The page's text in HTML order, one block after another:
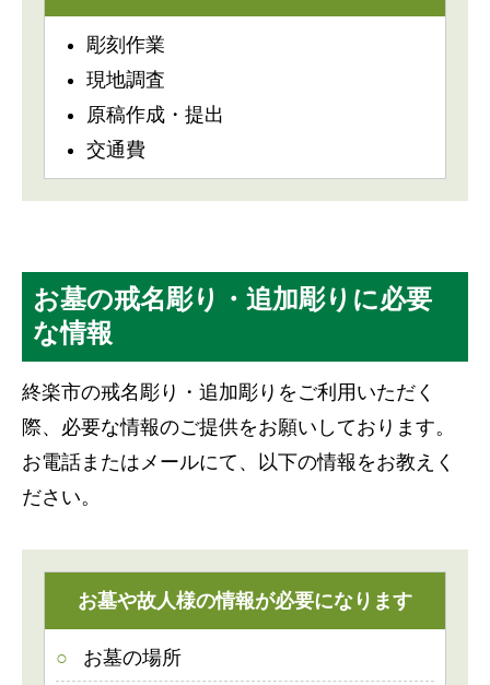
彫刻作業
現地調査
原稿作成・提出
交通費
お墓の戒名彫り・追加彫りに必要
な情報
終楽市の戒名彫り・追加彫りをご利用いただく
際、必要な情報のご提供をお願いしております。
お電話またはメールにて、以下の情報をお教えく
ださい。
お墓や故人様の情報が必要になります
お墓の場所